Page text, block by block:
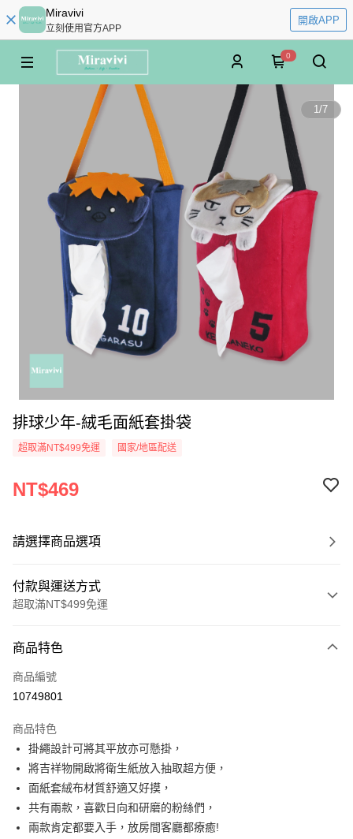
Miravivi
立刻使用官方APP
開啟APP
0
1/7
排球少年-絨毛面紙套掛袋
超取滿NT$499免運 國家/地區配送
NT$469
請選擇商品選項
付款與運送方式
超取滿NT$499免運
信用卡一次付款
超商取貨付款
Apple Pay
街口支付
悠遊付
AFTEE先享後付
商品特色
商品編號
10749801
商品特色
掛繩設計可將其平放亦可懸掛，
將吉祥物開啟將衛生紙放入抽取超方便，
面紙套絨布材質舒適又好摸，
共有兩款，喜歡日向和研磨的粉絲們，
兩款肯定都要入手，放房間客廳都療癒!